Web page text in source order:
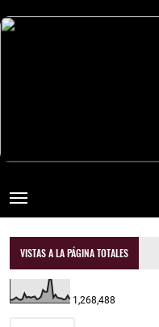
VISTAS A LA PÁGINA TOTALES
1,268,488